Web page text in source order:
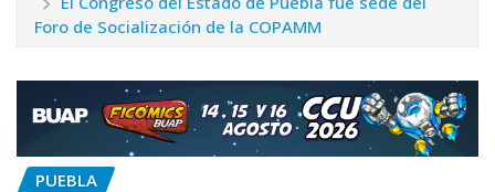
Foro de Socialización de la COPAMM
PUEBLA